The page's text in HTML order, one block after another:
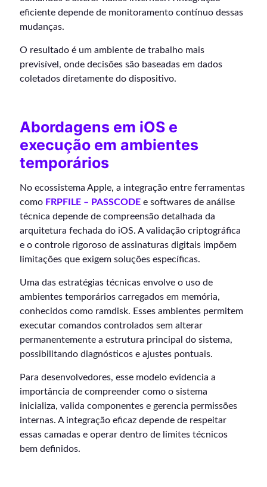
eficiente depende de monitoramento contínuo dessas
mudanças.
O resultado é um ambiente de trabalho mais
previsível, onde decisões são baseadas em dados
coletados diretamente do dispositivo.
Abordagens em iOS e
execução em ambientes
temporários
No ecossistema Apple, a integração entre ferramentas
como FRPFILE – PASSCODE e softwares de análise
técnica depende de compreensão detalhada da
arquitetura fechada do iOS. A validação criptográfica
e o controle rigoroso de assinaturas digitais impõem
limitações que exigem soluções específicas.
Uma das estratégias técnicas envolve o uso de
ambientes temporários carregados em memória,
conhecidos como ramdisk. Esses ambientes permitem
executar comandos controlados sem alterar
permanentemente a estrutura principal do sistema,
possibilitando diagnósticos e ajustes pontuais.
Para desenvolvedores, esse modelo evidencia a
importância de compreender como o sistema
inicializa, valida componentes e gerencia permissões
internas. A integração eficaz depende de respeitar
essas camadas e operar dentro de limites técnicos
bem definidos.